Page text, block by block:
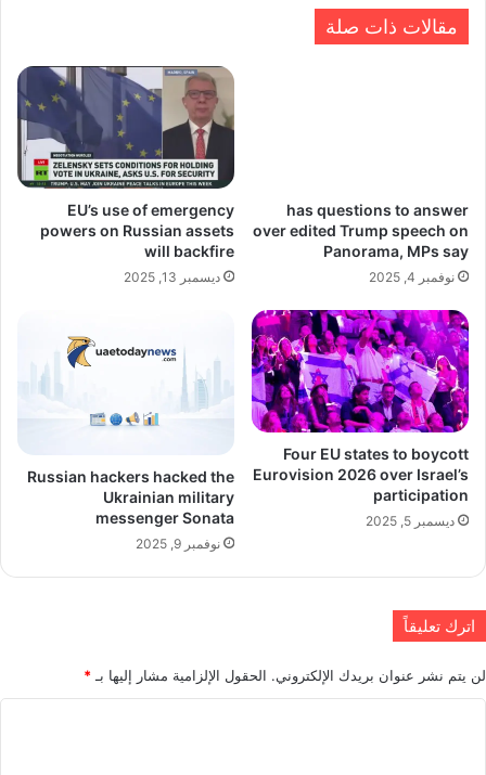
مقالات ذات صلة
has questions to answer
over edited Trump speech on
Panorama, MPs say
نوفمبر 4, 2025
EU’s use of emergency
powers on Russian assets
will backfire
ديسمبر 13, 2025
Four EU states to boycott
Eurovision 2026 over Israel’s
participation
ديسمبر 5, 2025
Russian hackers hacked the
Ukrainian military
messenger Sonata
نوفمبر 9, 2025
اترك تعليقاً
لن يتم نشر عنوان بريدك الإلكتروني. الحقول الإلزامية مشار إليها بـ *